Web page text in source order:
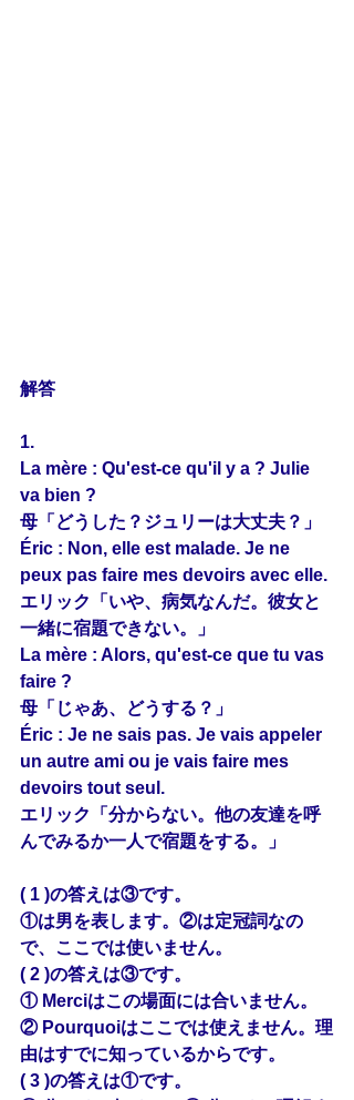
解答
1.
La mère : Qu'est-ce qu'il y a ? Julie
va bien ?
母「どうした？ジュリーは大丈夫？」
Éric : Non, elle est malade. Je ne
peux pas faire mes devoirs avec elle.
エリック「いや、病気なんだ。彼女と
一緒に宿題できない。」
La mère : Alors, qu'est-ce que tu vas
faire ?
母「じゃあ、どうする？」
Éric : Je ne sais pas. Je vais appeler
un autre ami ou je vais faire mes
devoirs tout seul.
エリック「分からない。他の友達を呼
んでみるか一人で宿題をする。」
( 1 )の答えは③です。
①は男を表します。②は定冠詞なの
で、ここでは使いません。
( 2 )の答えは③です。
① Merciはこの場面には合いません。
② Pourquoiはここでは使えません。理
由はすでに知っているからです。
( 3 )の答えは①です。